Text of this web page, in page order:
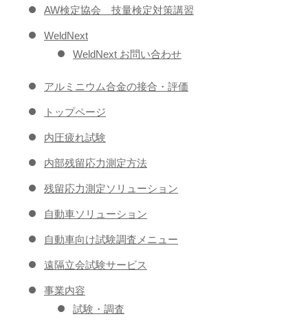
AW検定協会 技量検定対策講習
WeldNext
WeldNext お問い合わせ
アルミニウム合金の接合・評価
トップページ
内圧疲れ試験
内部残留応力測定方法
残留応力測定ソリューション
自動車ソリューション
自動車向け試験調査メニュー
遠隔立会試験サービス
事業内容
試験・調査